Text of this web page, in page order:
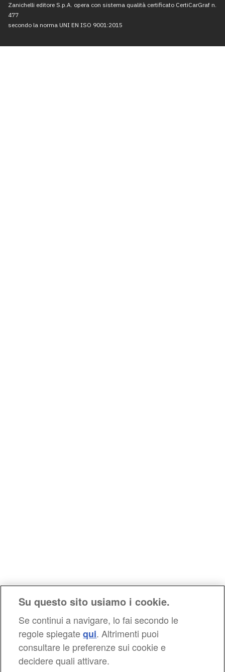
Su questo sito usiamo i cookie.
Se continui a navigare, lo fai secondo le
regole spiegate qui. Altrimenti puoi
consultare le preferenze sui cookie e
decidere quali attivare.